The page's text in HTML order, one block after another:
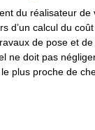
du réalisateur de
d’un calcul du
de pose et
ne doit pas
plus proche de